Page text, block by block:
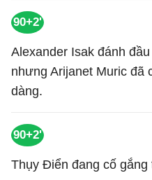
90+2'
Alexander Isak đánh
nhưng Arijanet Muric đã
dàng.
90+2'
Thụy Điển đang cố